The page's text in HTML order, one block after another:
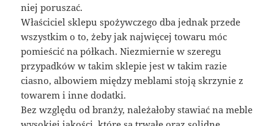
niej poruszać.
Właściciel sklepu spożywczego dba jednak przede
wszystkim o to, żeby jak najwięcej towaru móc
pomieścić na półkach. Niezmiernie w szeregu
przypadków w takim sklepie jest w takim razie
ciasno, albowiem między meblami stoją skrzynie z
towarem i inne dodatki.
Bez względu od branży, należałoby stawiać na meble